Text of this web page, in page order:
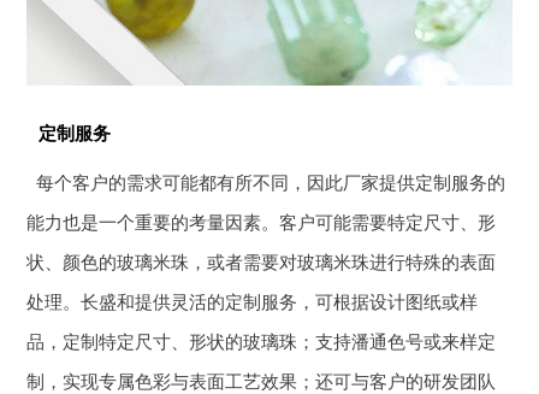
定制服务
每个客户的需求可能都有所不同，因此厂家提供定制服务的
能力也是一个重要的考量因素。客户可能需要特定尺寸、形
状、颜色的玻璃米珠，或者需要对玻璃米珠进行特殊的表面
处理。长盛和提供灵活的定制服务，可根据设计图纸或样
品，定制特定尺寸、形状的玻璃珠；支持潘通色号或来样定
制，实现专属色彩与表面工艺效果；还可与客户的研发团队